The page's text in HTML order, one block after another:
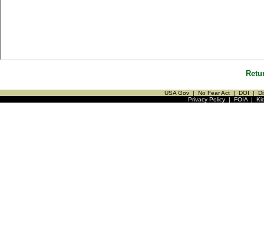
USA Gov | No Fear Act | DOI |
Privacy Policy| FOIA|